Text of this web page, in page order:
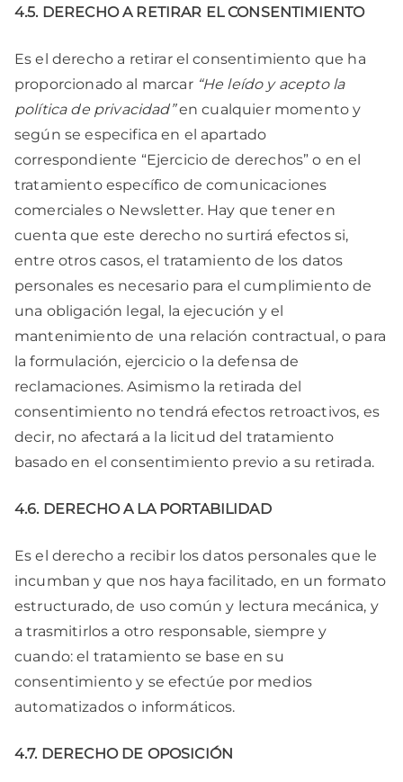
4.5. DERECHO A RETIRAR EL CONSENTIMIENTO
Es el derecho a retirar el consentimiento que ha
proporcionado al marcar “He leído y acepto la
política de privacidad”en cualquier momento y
según se especifica en el apartado
correspondiente “Ejercicio de derechos” o en el
tratamiento específico de comunicaciones
comerciales o Newsletter. Hay que tener en
cuenta que este derecho no surtirá efectos si,
entre otros casos, el tratamiento de los datos
personales es necesario para el cumplimiento de
una obligación legal, la ejecución y el
mantenimiento de una relación contractual, o para
la formulación, ejercicio o la defensa de
reclamaciones. Asimismo la retirada del
consentimiento no tendrá efectos retroactivos, es
decir, no afectará a la licitud del tratamiento
basado en el consentimiento previo a su retirada.
4.6. DERECHO A LA PORTABILIDAD
Es el derecho a recibir los datos personales que le
incumban y que nos haya facilitado, en un formato
estructurado, de uso común y lectura mecánica, y
a trasmitirlos a otro responsable, siempre y
cuando: el tratamiento se base en su
consentimiento y se efectúe por medios
automatizados o informáticos.
4.7. DERECHO DE OPOSICIÓN